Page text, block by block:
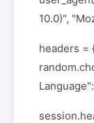
10.0)",
headers =